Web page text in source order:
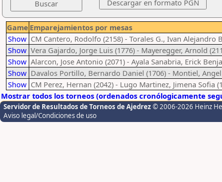
Game Emparejamientos por mesas
Show CM Cantero, Rodolfo (2158) - Torales G., Ivan Alejandro
Show Vera Gajardo, Jorge Luis (1776) - Mayeregger, Arnold
Show Alarcon, Jose Antonio (2071) - Ayala Sanabria, Erick
Show Davalos Portillo, Bernardo Daniel (1706) - Montiel,
Show CM Perez, Hernan (2042) - Lugo Martinez, Jimena Sofia
Mostrar todos los torneos (ordenados cronólogicamente
Servidor de Resultados de Torneos de Ajedrez © 2006-2026 Heinz
Aviso legal/Condiciones de uso